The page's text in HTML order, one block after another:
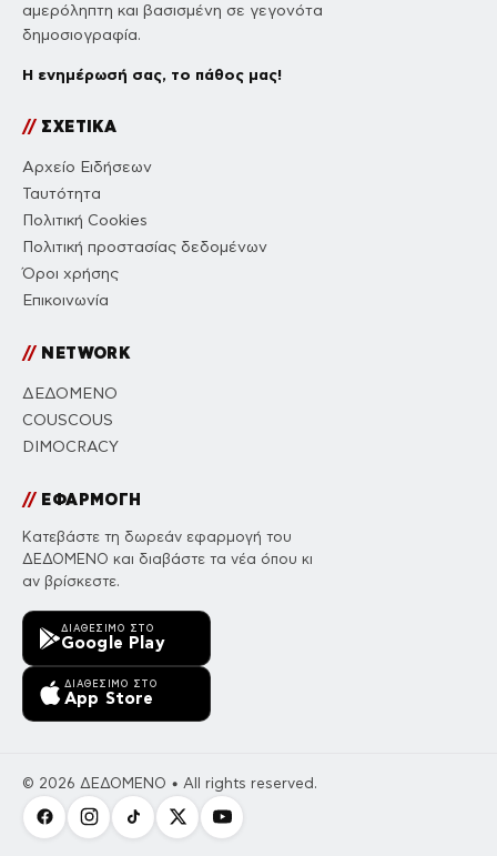
αμερόληπτη και βασισμένη σε γεγονότα
δημοσιογραφία.
Η ενημέρωσή σας, το πάθος μας!
//ΣΧΕΤΙΚΑ
Αρχείο Ειδήσεων
Ταυτότητα
Πολιτική Cookies
Πολιτική προστασίας δεδομένων
Όροι χρήσης
Επικοινωνία
//NETWORK
ΔΕΔΟΜΕΝΟ
COUSCOUS
DIMOCRACY
//ΕΦΑΡΜΟΓΗ
Κατεβάστε τη δωρεάν εφαρμογή του
ΔΕΔΟΜΕΝΟ και διαβάστε τα νέα όπου κι
αν βρίσκεστε.
ΔΙΑΘΈΣΙΜΟ ΣΤΟ
Google Play
ΔΙΑΘΈΣΙΜΟ ΣΤΟ
App Store
© 2026 ΔΕΔΟΜΕΝΟ • All rights reserved.